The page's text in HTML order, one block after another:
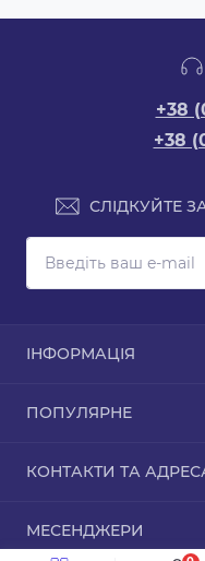
+38
+38
СЛІДКУЙТЕ
ІНФОРМАЦІЯ
Про магазин
Повернення товару
Виробники
Акції
ПОПУЛЯРНЕ
КОНТАКТИ ТА
Дніпропетровська
МЕСЕНДЖЕРИ